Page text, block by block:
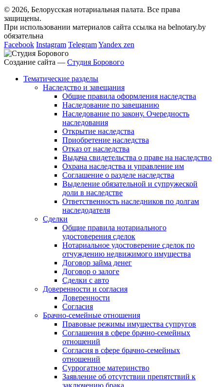
© 2026, Белорусская нотариальная палата. Все права
защищены.
При использовании материалов сайта ссылка на belnotary.by
обязательна
Facebook Instagram TelegramYandex zen
Создание сайта — Студия Борового
Тематические разделы
Наследство и завещания
Общие правила оформления наследства
Наследование по завещанию
Наследование по закону. Очередность
наследования
Открытие наследства
Приобретение наследства
Отказ от наследства
Выдача свидетельства о праве на наследство
Охрана наследства и управление им
Соглашение о разделе наследства
Выделение обязательной и супружеской
доли в наследстве
Ответственность наследников по долгам
наследодателя
Сделки
Общие правила нотариального
удостоверения сделок
Нотариальное удостоверение сделок по
отчуждению недвижимого имущества
Договор займа денег
Договор о залоге
Сделки с авто
Доверенности и согласия
Доверенности
Согласия
Брачно-семейные отношения
Правовые режимы имущества супругов
Соглашения в сфере брачно-семейных
отношений
Согласия в сфере брачно-семейных
отношений
Суррогатное материнство
Заявление об отсутствии препятствий к